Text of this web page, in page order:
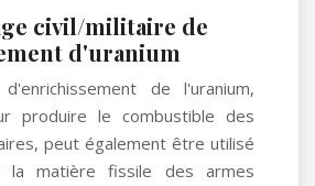
civil/militaire de
d'uranium
de l'uranium,
produire le combustible des
peut également être utilisé
la matière fissile des armes